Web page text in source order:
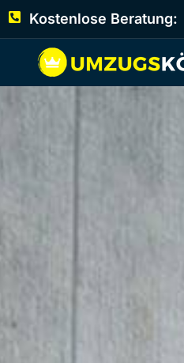
Kostenlose Beratung: